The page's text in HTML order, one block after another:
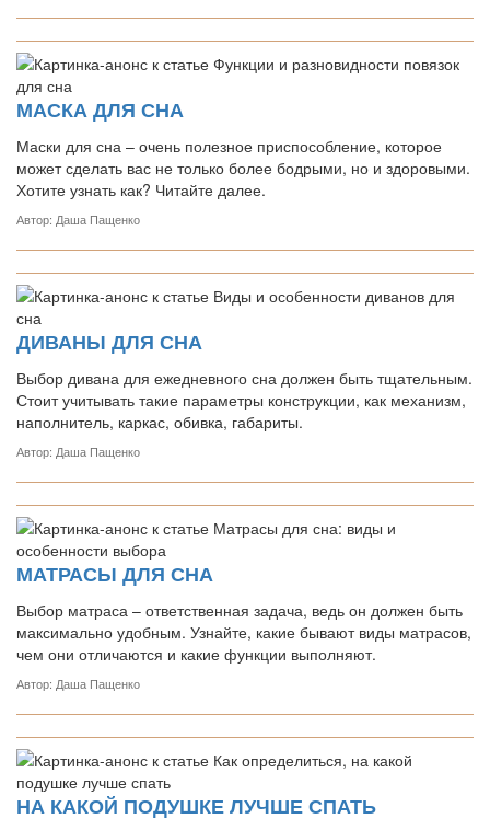
МАСКА ДЛЯ СНА
Маски для сна – очень полезное приспособление, которое
может сделать вас не только более бодрыми, но и здоровыми.
Хотите узнать как? Читайте далее.
Автор: Даша Пащенко
ДИВАНЫ ДЛЯ СНА
Выбор дивана для ежедневного сна должен быть тщательным.
Стоит учитывать такие параметры конструкции, как механизм,
наполнитель, каркас, обивка, габариты.
Автор: Даша Пащенко
МАТРАСЫ ДЛЯ СНА
Выбор матраса – ответственная задача, ведь он должен быть
максимально удобным. Узнайте, какие бывают виды матрасов,
чем они отличаются и какие функции выполняют.
Автор: Даша Пащенко
НА КАКОЙ ПОДУШКЕ ЛУЧШЕ СПАТЬ